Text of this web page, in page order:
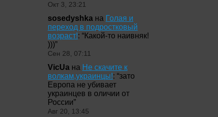
Окт 3, 23:21
sosedyshka на Голая и
переход в подростковый
возраст!: “Какой-то наивняк!
)))”
Сен 28, 07:11
VicUa на Не скачите к
волкам,украинцы!: “зато
Европа не убивает
украинцев в оличии от
России”
Авг 20, 13:45